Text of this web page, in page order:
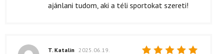
ajánlani tudom, aki a téli sportokat szereti!
T. Katalin 2025.06.19.